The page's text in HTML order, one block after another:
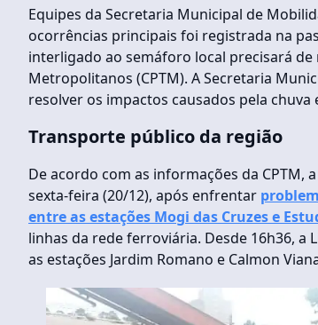
Equipes da Secretaria Municipal de
ocorrências principais foi registrada na
interligado ao semáforo local precisará de
Metropolitanos (CPTM). A Secretaria
resolver os impactos causados pela chuva
Transporte público da região
De acordo com as informações da CPTM,
sexta-feira (20/12), após enfrentar
entre as estações Mogi das Cruzes e
linhas da rede ferroviária. Desde 16h36,
as estações Jardim Romano e Calmon